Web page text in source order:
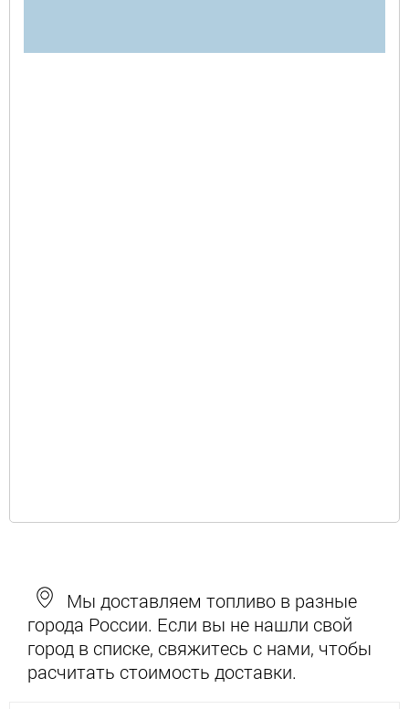
Мы доставляем топливо в разные
города России. Если вы не нашли свой
город в списке, свяжитесь с нами, чтобы
расчитать стоимость доставки.